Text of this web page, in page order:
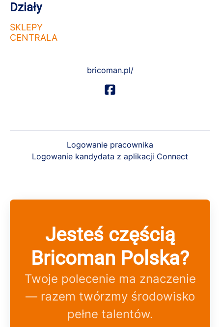
Działy
SKLEPY
CENTRALA
bricoman.pl/
Logowanie pracownika
Logowanie kandydata z aplikacji Connect
Jesteś częścią
Bricoman Polska?
Twoje polecenie ma znaczenie
— razem twórzmy środowisko
pełne talentów.